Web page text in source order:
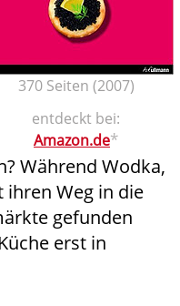
370 Seiten (2007)
entdeckt bei:
Amazon.de*
Während Wodka,
ihren Weg in die
gefunden
erst in